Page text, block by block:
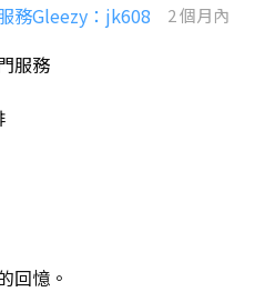
務Gleezy：jk608 2 個月內
服務
回憶。